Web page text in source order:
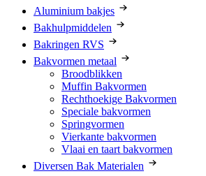
Aluminium bakjes
Bakhulpmiddelen
Bakringen RVS
Bakvormen metaal
Broodblikken
Muffin Bakvormen
Rechthoekige Bakvormen
Speciale bakvormen
Springvormen
Vierkante bakvormen
Vlaai en taart bakvormen
Diversen Bak Materialen